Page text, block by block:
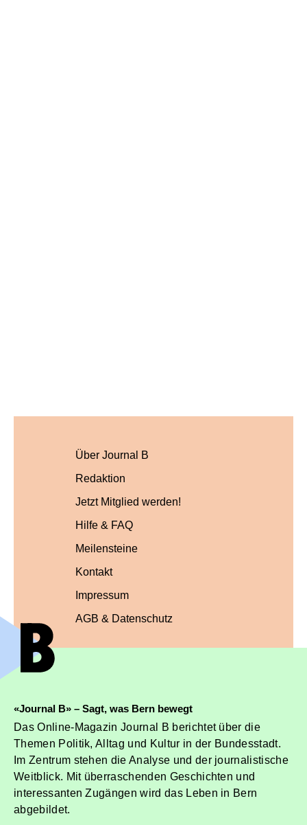
Über Journal B
Redaktion
Jetzt Mitglied werden!
Hilfe & FAQ
Meilensteine
Kontakt
Impressum
AGB & Datenschutz
«Journal B» – Sagt, was Bern bewegt
Das Online-Magazin Journal B berichtet über die
Themen Politik, Alltag und Kultur in der Bundesstadt.
Im Zentrum stehen die Analyse und der journalistische
Weitblick. Mit überraschenden Geschichten und
interessanten Zugängen wird das Leben in Bern
abgebildet.